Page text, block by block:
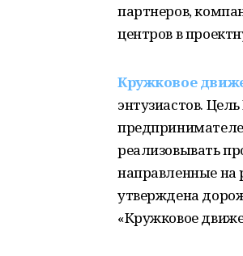
партнеров,
центров в
Кружковое
энтузиастов.
реализовывать
направленные на
утверждена
«Кружковое